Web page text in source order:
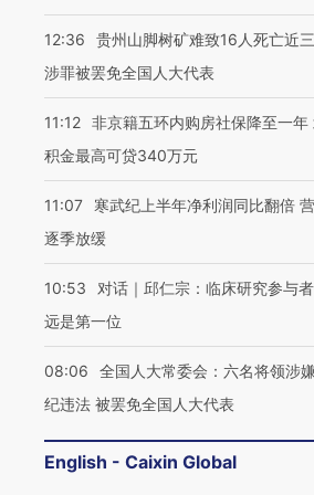
12:36
贵州山脚树矿难致16人死亡近
涉罪被罢免全国人大代表
11:12 非京籍五环内购房社保降至一年
积金最高可贷340万元
11:07
寒武纪上半年净利润同比翻倍
逐季放缓
10:53
对话｜邱仁宗：临床研究参与
远是第一位
08:06
全国人大常委会：六名将领涉
纪违法 被罢免全国人大代表
English - Caixin Global